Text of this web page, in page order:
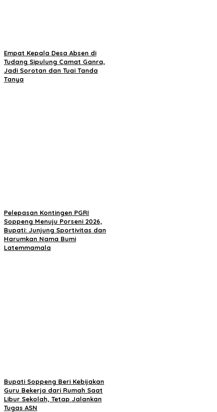
Empat Kepala Desa Absen di
Tudang Sipulung Camat Ganra,
Jadi Sorotan dan Tuai Tanda
Tanya
Pelepasan Kontingen PGRI
Soppeng Menuju Porseni 2026,
Bupati: Junjung Sportivitas dan
Harumkan Nama Bumi
Latemmamala
Bupati Soppeng Beri Kebijakan
Guru Bekerja dari Rumah Saat
Libur Sekolah, Tetap Jalankan
Tugas ASN